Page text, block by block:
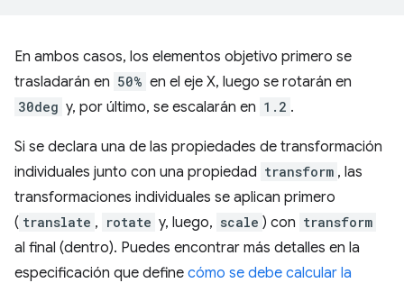
En ambos casos, los elementos objetivo primero se
trasladarán en 50% en el eje X, luego se rotarán en
30deg y, por último, se escalarán en 1.2 .
Si se declara una de las propiedades de transformación
individuales junto con una propiedad transform , las
transformaciones individuales se aplican primero
( translate , rotate y, luego, scale ) con transform
al final (dentro). Puedes encontrar más detalles en la
especificación que define cómo se debe calcular la